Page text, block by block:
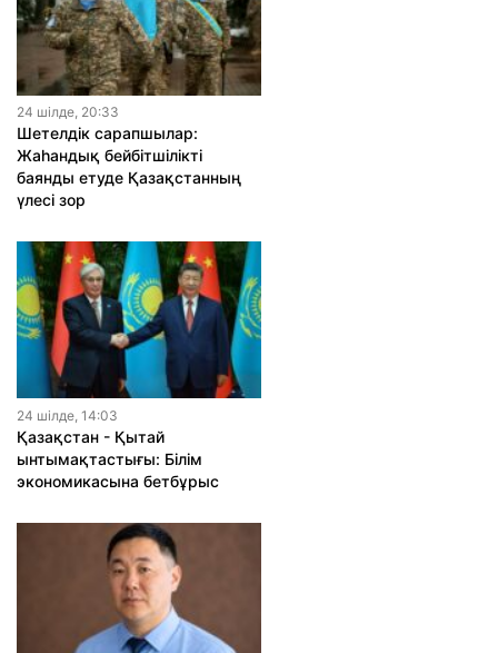
24 шiлде, 20:33
Шетелдік сарапшылар:
Жаһандық бейбітшілікті
баянды етуде Қазақстанның
үлесі зор
24 шiлде, 14:03
Қазақстан - Қытай
ынтымақтастығы: Білім
экономикасына бетбұрыс